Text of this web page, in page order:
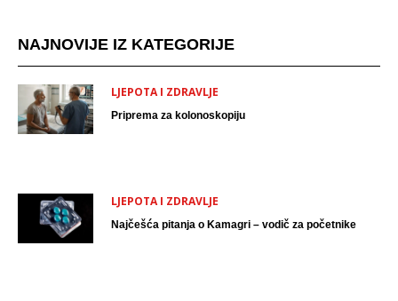
NAJNOVIJE IZ KATEGORIJE
LJEPOTA I ZDRAVLJE
Priprema za kolonoskopiju
LJEPOTA I ZDRAVLJE
Najčešća pitanja o Kamagri – vodič za početnike